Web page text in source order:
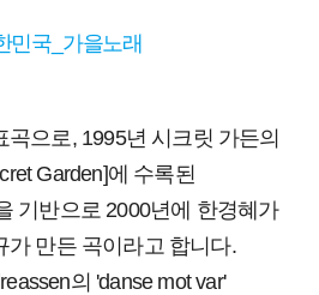
민국_가을노래
으로, 1995년 시크릿 가든의
Garden]에 수록된
기반으로 2000년에 한경혜가
가 만든 곡이라고 합니다.
의 'danse mot var'